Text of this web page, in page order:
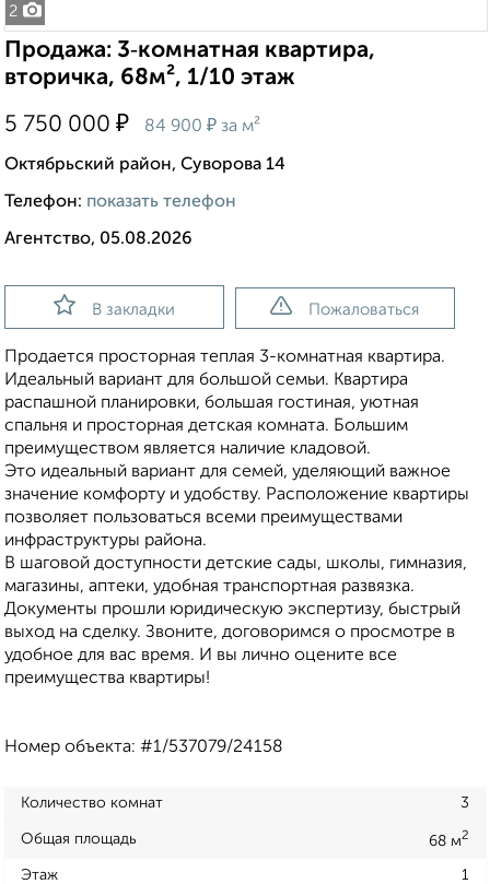
2
Продажа: 3‑комнатная квартира,
вторичка, 68м², 1/10 этаж
5 750 000 ₽ 84 900 ₽ за м²
Октябрьский район, Суворова 14
Телефон: показать телефон
Агентство, 05.08.2026
В закладки Пожаловаться
Продается просторная теплая 3-комнатная квартира.
Идеальный вариант для большой семьи. Квартира
распашной планировки, большая гостиная, уютная
спальня и просторная детская комната. Большим
преимуществом является наличие кладовой.
Это идеальный вариант для семей, уделяющий важное
значение комфорту и удобству. Расположение квартиры
позволяет пользоваться всеми преимуществами
инфраструктуры района.
В шаговой доступности детские сады, школы, гимназия,
магазины, аптеки, удобная транспортная развязка.
Документы прошли юридическую экспертизу, быстрый
выход на сделку. Звоните, договоримся о просмотре в
удобное для вас время. И вы лично оцените все
преимущества квартиры!
Номер объекта: #1/537079/24158
Количество комнат 3
Общая площадь 68 м2
Этаж 1